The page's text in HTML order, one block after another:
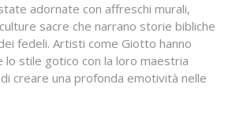
adornate con affreschi murali,
sacre che narrano storie bibliche
fedeli. Artisti come Giotto hanno
lo stile gotico con la loro maestria
creare una profonda emotività nelle